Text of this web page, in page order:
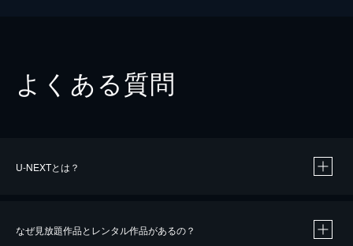
よくある質問
U-NEXTとは？
なぜ見放題作品とレンタル作品があるの？